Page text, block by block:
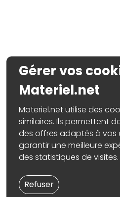
Gérer vos
Materiel.net
Materiel.net utilise des
similaires. Ils permettent
des offres adaptés à vos
garantir une meilleure
des statistiques de
Refuser